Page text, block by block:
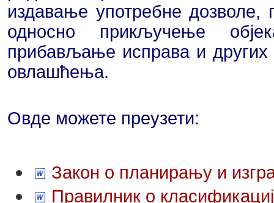
издавање употребне
односно прикључење
прибављање исправа и других
овлашћења.
Овде можете преузети:
Закон о планирању и
Правилник о